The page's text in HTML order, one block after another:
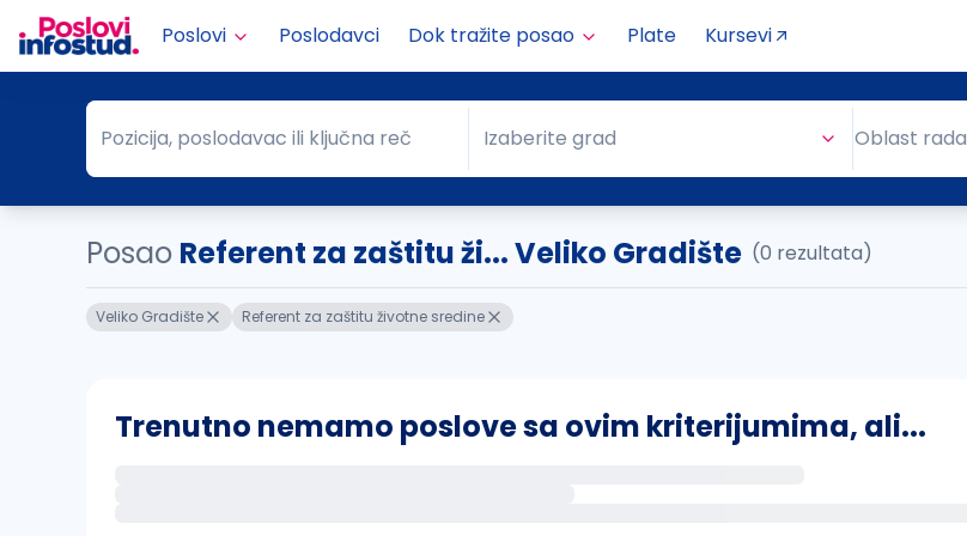
Poslovi Poslodavci Dok tražite posao Plate Kursevi
Pozicija, poslodavac ili ključna reč
Pozicija, poslodavac ili ključna reč Grad
Izaberite grad Oblast rada
Posao Referent za zaštitu ži... Veliko Gradište (0 rezultata)
Veliko Gradište Referent za zaštitu životne sredine
Trenutno nemamo poslove sa ovim kriterijumima, ali...